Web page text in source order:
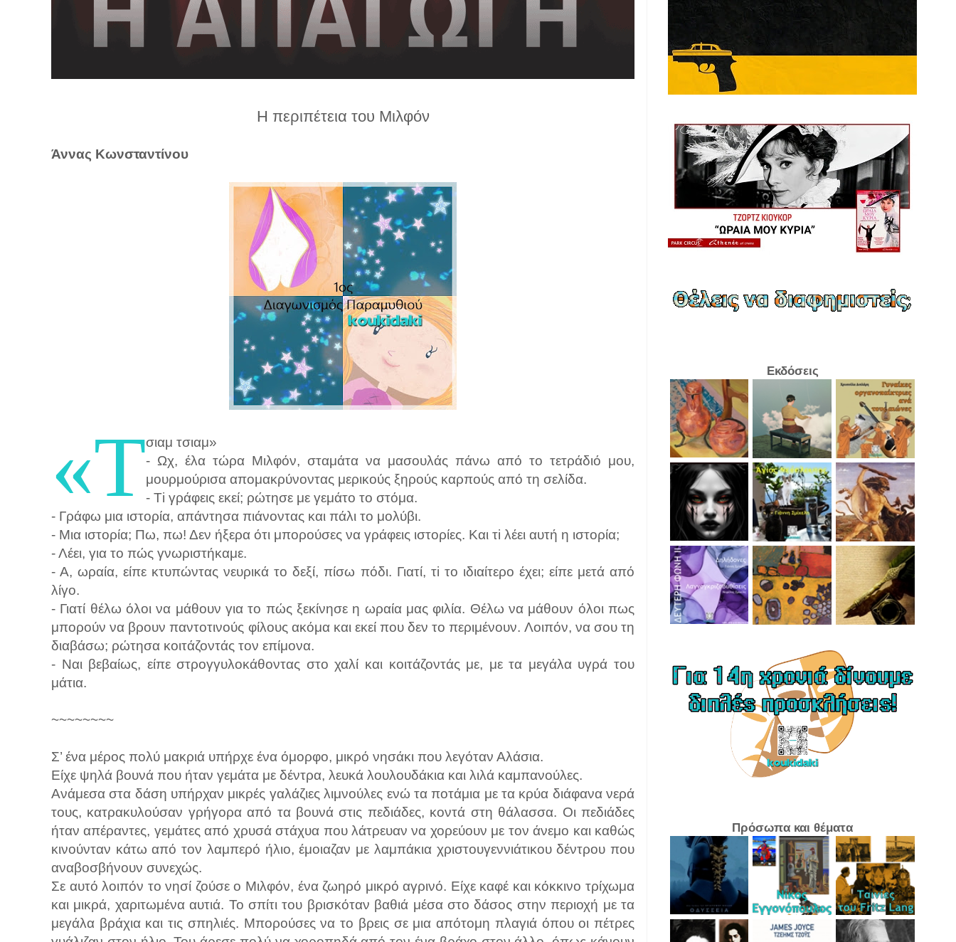
Η περιπέτεια του Μιλφόν
Άννας Κωνσταντίνου
«Τσιαμ τσιαμ»
- Ωχ, έλα τώρα Μιλφόν, σταμάτα να μασουλάς πάνω από το τετράδιό μου,
μουρμούρισα απομακρύνοντας μερικούς ξηρούς καρπούς από τη σελίδα.
- Τi γράφεις εκεί; ρώτησε με γεμάτο το στόμα.
- Γράφω μια ιστορία, απάντησα πιάνοντας και πάλι το μολύβι.
- Μια ιστορία; Πω, πω! Δεν ήξερα ότι μπορούσες να γράφεις ιστορίες. Και τi λέει αυτή η ιστορία;
- Λέει, για το πώς γνωριστήκαμε.
- Α, ωραία, είπε κτυπώντας νευρικά το δεξί, πίσω πόδι. Γιατί, τi το ιδιαίτερο έχει; είπε μετά από
λίγο.
- Γιατί θέλω όλοι να μάθουν για το πώς ξεκίνησε η ωραία μας φιλία. Θέλω να μάθουν όλοι πως
μπορούν να βρουν παντοτινούς φίλους ακόμα και εκεί που δεν το περιμένουν. Λοιπόν, να σου τη
διαβάσω; ρώτησα κοιτάζοντάς τον επίμονα.
- Ναι βεβαίως, είπε στρογγυλοκάθοντας στο χαλί και κοιτάζοντάς με, με τα μεγάλα υγρά του
μάτια.
~~~~~~~~
Σ’ ένα μέρος πολύ μακριά υπήρχε ένα όμορφο, μικρό νησάκι που λεγόταν Αλάσια.
Είχε ψηλά βουνά που ήταν γεμάτα με δέντρα, λευκά λουλουδάκια και λιλά καμπανούλες.
Ανάμεσα στα δάση υπήρχαν μικρές γαλάζιες λιμνούλες ενώ τα ποτάμια με τα κρύα διάφανα νερά
τους, κατρακυλούσαν γρήγορα από τα βουνά στις πεδιάδες, κοντά στη θάλασσα. Οι πεδιάδες
ήταν απέραντες, γεμάτες από χρυσά στάχυα που λάτρευαν να χορεύουν με τον άνεμο και καθώς
κινούνταν κάτω από τον λαμπερό ήλιο, έμοιαζαν με λαμπάκια χριστουγεννιάτικου δέντρου που
αναβοσβήνουν συνεχώς.
Σε αυτό λοιπόν το νησί ζούσε ο Μιλφόν, ένα ζωηρό μικρό αγρινό. Είχε καφέ και κόκκινο τρίχωμα
και μικρά, χαριτωμένα αυτιά. Το σπίτι του βρισκόταν βαθιά μέσα στο δάσος στην περιοχή με τα
μεγάλα βράχια και τις σπηλιές. Μπορούσες να το βρεις σε μια απότομη πλαγιά όπου οι πέτρες
Εκδόσεις
Πρόσωπα και θέματα